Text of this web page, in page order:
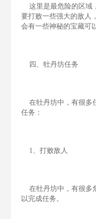
这里是最危险的区域
要打败一些强大的敌人
会有一些神秘的宝藏可
四、牡丹坊任务
在牡丹坊中，有很多
任务：
1、打败敌人
在牡丹坊中，有很多
以完成任务。